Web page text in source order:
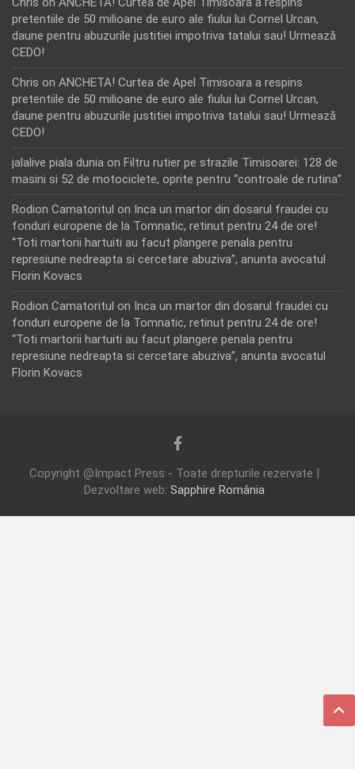
pretentiile de 50 milioane de euro ale fiului lui Cornel Urcan,
daune pentru abuzurile justitiei impotriva tatalui sau! Urmează
CEDO!
Chris on ANCHETA! Curtea de Apel Timisoara a respins
pretentiile de 50 milioane de euro ale fiului lui Cornel Urcan,
daune pentru abuzurile justitiei impotriva tatalui sau! Urmează
CEDO!
jalalive piala dunia on Filtru rutier pe strazile Timisoarei: 128 de
masini si 52 de motociclete, oprite pentru “controale de rutina”
Rodion Camatoritul on Inca un martor din dosarul fraudei cu
fonduri europene de la Tomnatic, retinut pentru 24 de ore!
“Toti martorii hartuiti au facut plangere penala pentru
represiune nedreapta si cercetare abuziva”, anunta avocatul
Florin Kovacs
Rodion Camatoritul on Inca un martor din dosarul fraudei cu
fonduri europene de la Tomnatic, retinut pentru 24 de ore!
“Toti martorii hartuiti au facut plangere penala pentru
represiune nedreapta si cercetare abuziva”, anunta avocatul
Florin Kovacs
Copyright @Impact Press - Toate drepturile rezervate |
Dezvoltare web: Sapphire România